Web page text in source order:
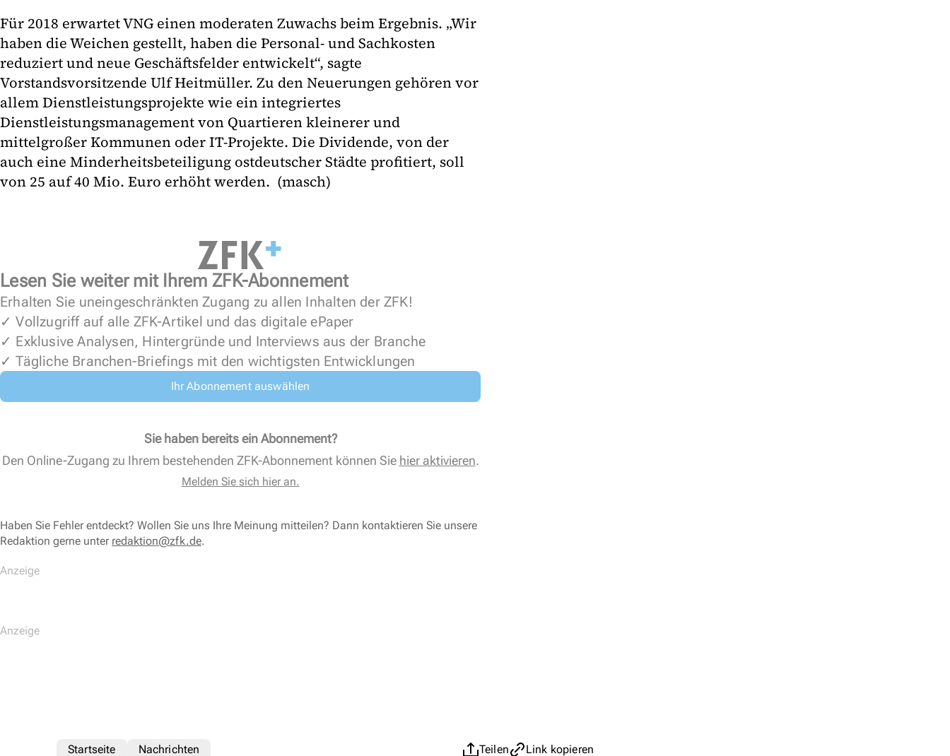
Für 2018 erwartet VNG einen moderaten Zuwachs beim Ergebnis. „Wir
haben die Weichen gestellt, haben die Personal- und Sachkosten
reduziert und neue Geschäftsfelder entwickelt“, sagte
Vorstandsvorsitzende Ulf Heitmüller. Zu den Neuerungen gehören vor
allem Dienstleistungsprojekte wie ein integriertes
Dienstleistungsmanagement von Quartieren kleinerer und
mittelgroßer Kommunen oder IT-Projekte. Die Dividende, von der
auch eine Minderheitsbeteiligung ostdeutscher Städte profitiert, soll
von 25 auf 40 Mio. Euro erhöht werden. (masch)
Lesen Sie weiter mit Ihrem ZFK-Abonnement
Erhalten Sie uneingeschränkten Zugang zu allen Inhalten der ZFK!
✓ Vollzugriff auf alle ZFK-Artikel und das digitale ePaper
✓ Exklusive Analysen, Hintergründe und Interviews aus der Branche
✓ Tägliche Branchen-Briefings mit den wichtigsten Entwicklungen
Ihr Abonnement auswählen
Sie haben bereits ein Abonnement?
Den Online-Zugang zu Ihrem bestehenden ZFK-Abonnement können Sie hier aktivieren.
Melden Sie sich hier an.
Haben Sie Fehler entdeckt? Wollen Sie uns Ihre Meinung mitteilen? Dann kontaktieren Sie unsere
Redaktion gerne unter redaktion@zfk.de.
Teilen Link kopieren
Startseite Nachrichten